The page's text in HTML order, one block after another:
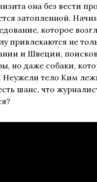
она без вести
затопленной.
которое
привлекаются не
и Швеции,
но даже собаки,
Неужели тело Ким
шанс, что